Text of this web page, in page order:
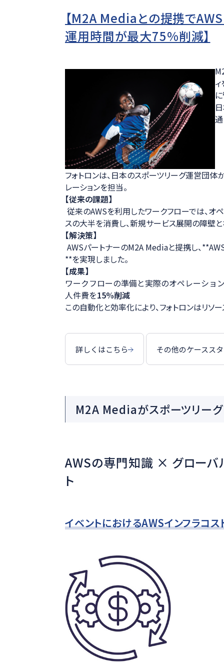
【M2A Mediaとの提携で
運用時間が最大75%削減】
フォトロンは、日本のスポーツリーグ運営団
レーションを担当。
【従来の課題】
従来のAWSを利用したワークフローでは、オ
スの大半を消費し、新規サービス展開の障壁と
【解決策】
AWSパートナーのM2A Mediaと提携し、
**を実現しました。
【成果】
ワークフローの準備と実際のオペレーショ
人件費を15%削減
この自動化と効率化により、フォトロンはリソ
詳しくはこちら その他のケースス
M2A Mediaがスポーツリー
AWSの専門知識 × グローバ
ト
イベントにおけるAWSインフラコ